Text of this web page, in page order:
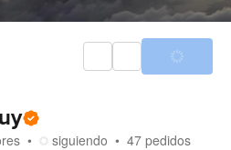
siguiendo 47 pedidos